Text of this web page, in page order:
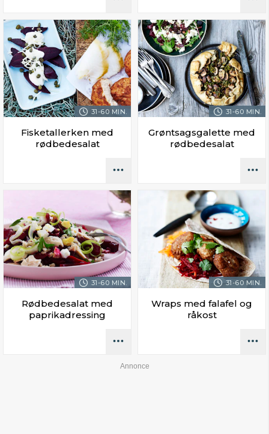
31-60 MIN.
Fisketallerken med
rødbedesalat
31-60 MIN.
Grøntsagsgalette med
rødbedesalat
31-60 MIN.
Rødbedesalat med
paprikadressing
31-60 MIN.
Wraps med falafel og
råkost